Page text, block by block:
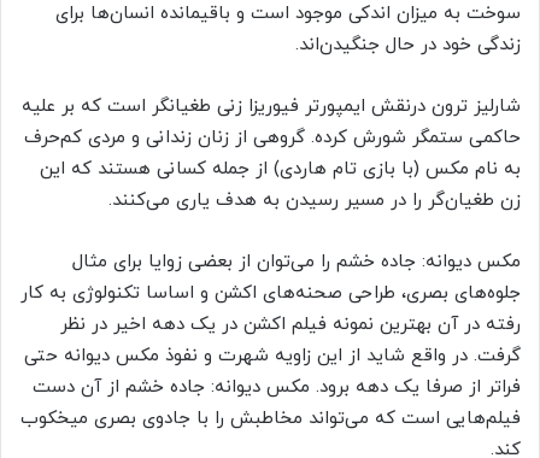
سوخت به میزان اندکی موجود است و باقیمانده انسان‌ها برای
زندگی خود در حال جنگیدن‌اند.
شارلیز ترون درنقش ایمپورتر فیوریزا زنی طغیانگر است که بر علیه
حاکمی ستمگر شورش کرده. گروهی از زنان زندانی و مردی کم‌حرف
به نام مکس (با بازی تام هاردی) از جمله کسانی هستند که این
زن طغیان‌گر را در مسیر رسیدن به هدف یاری می‌کنند.
مکس دیوانه: جاده خشم را می‌توان از بعضی زوایا برای مثال
جلوه‎‌های بصری، طراحی صحنه‎‌های اکشن و اساسا تکنولوژی به کار
رفته در آن بهترین نمونه فیلم اکشن در یک دهه اخیر در نظر
گرفت. در واقع شاید از این زاویه شهرت و نفوذ مکس دیوانه حتی
فراتر از صرفا یک دهه برود. مکس دیوانه: جاده خشم از آن دست
فیلم‌هایی است که می‌تواند مخاطبش را با جادوی بصری میخکوب
کند.